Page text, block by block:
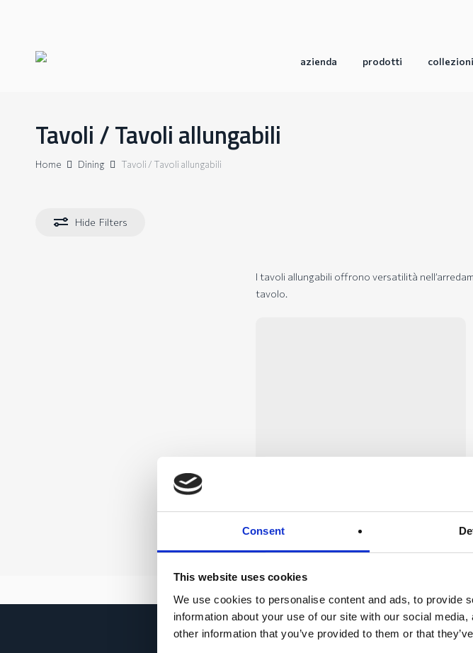
Consent
This website uses cookies
We use cookies to personalise content and ads, to provide
information about your use of our site with our social
other information that you’ve provided to them or that
azienda prodotti collezioni
Tavoli / Tavoli allungabili
Home Dining Tavoli / Tavoli allungabili
Hide Filters
I tavoli allungabili offrono versatilità
tavolo.
Tavolo allungabile JESI 140-190 cm